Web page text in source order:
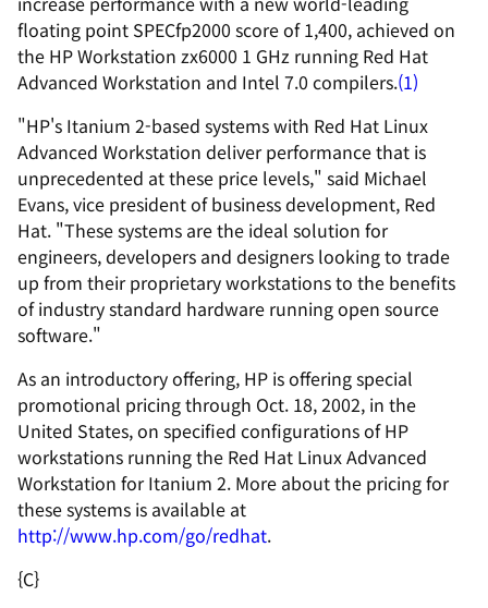
floating point SPECfp2000 score of 1,400, achieved on
the HP Workstation zx6000 1 GHz running Red Hat
Advanced Workstation and Intel 7.0 compilers.(1)
"HP's Itanium 2-based systems with Red Hat Linux
Advanced Workstation deliver performance that is
unprecedented at these price levels," said Michael
Evans, vice president of business development, Red
Hat. "These systems are the ideal solution for
engineers, developers and designers looking to trade
up from their proprietary workstations to the benefits
of industry standard hardware running open source
software."
As an introductory offering, HP is offering special
promotional pricing through Oct. 18, 2002, in the
United States, on specified configurations of HP
workstations running the Red Hat Linux Advanced
Workstation for Itanium 2. More about the pricing for
these systems is available at
http://www.hp.com/go/redhat.
{C}